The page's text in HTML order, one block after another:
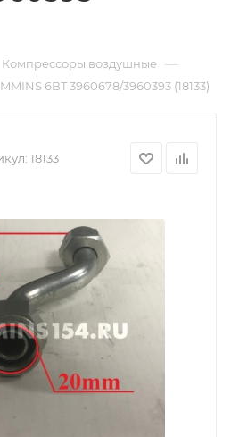
Компрессоры воздушные —
6BT 3960678/3960393 (18133)
18133